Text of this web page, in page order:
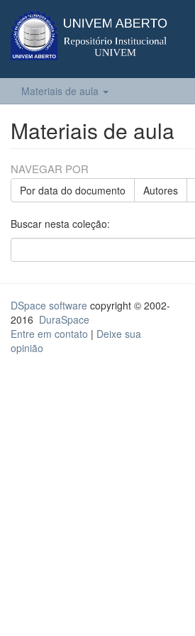
Materiais de aula
Materiais de aula
NAVEGAR POR
Por data do documento Autores
Buscar nesta coleção:
DSpace software copyright © 2002-
2016 DuraSpace
Entre em contato | Deixe sua
opinião